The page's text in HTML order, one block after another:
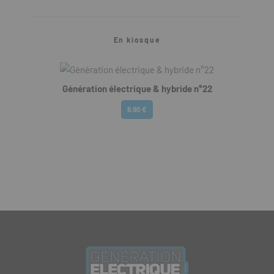
En kiosque
Génération électrique & hybride n°22
6.90 €